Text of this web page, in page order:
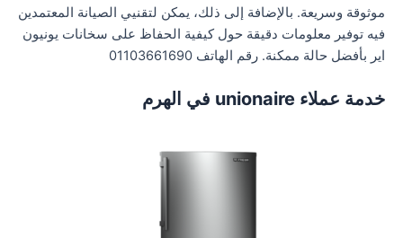
موثوقة وسريعة. بالإضافة إلى ذلك، يمكن لتقنيي الصيانة المعتمدين
فيه توفير معلومات دقيقة حول كيفية الحفاظ على سخانات يونيون
اير بأفضل حالة ممكنة. رقم الهاتف 01103661690
خدمة عملاء unionaire في الهرم